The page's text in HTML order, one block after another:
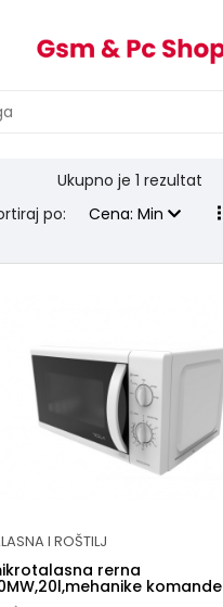
tesla
Ukupno je 1 rezultat
po:
Cena: Min
I ROŠTILJ
rerna
komande